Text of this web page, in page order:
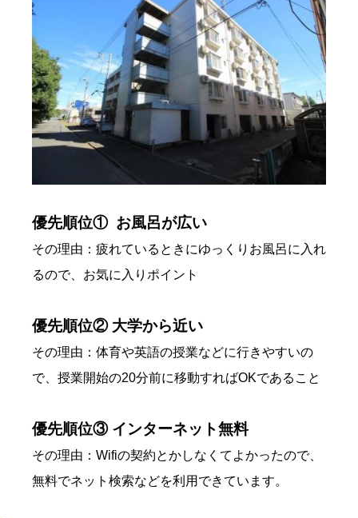
優先順位① お風呂が広い
その理由：疲れているときにゆっくりお風呂に入れ
るので、お気に入りポイント
優先順位② 大学から近い
その理由：体育や英語の授業などに行きやすいの
で、授業開始の20分前に移動すればOKであること
優先順位③ インターネット無料
その理由：Wifiの契約とかしなくてよかったので、
無料でネット検索などを利用できています。